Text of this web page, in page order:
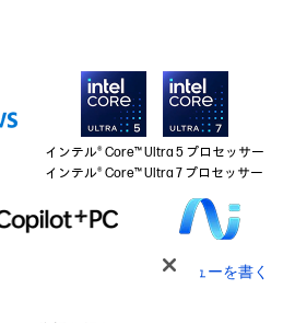
インテル® Core™ Ultra 5 プロセッサー
インテル® Core™ Ultra 7 プロセッサー
レビューを書く